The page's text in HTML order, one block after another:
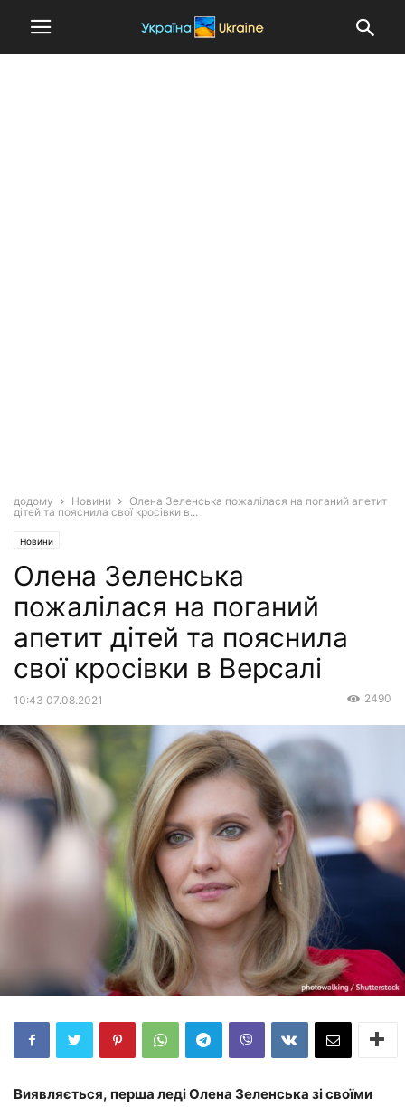
додому Новини
Олена Зеленська пожалілася на поганий апетит
дітей та пояснила свої кросівки в...
Новини
Олена Зеленська
пожалілася на поганий
апетит дітей та пояснила
свої кросівки в Версалі
10:43 07.08.2021 2490
Виявляється, перша леді Олена Зеленська зі своїми